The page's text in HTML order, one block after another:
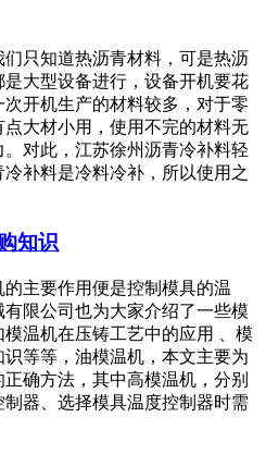
只知道热沥青材料，可是热沥
大型设备进行，设备开机要花
开机生产的材料较多，对于零
大材小用，使用不完的材料无
对此，江苏徐州沥青冷补料轻
补料是冷料冷补，所以使用之
知识
主要作用便是控制模具的温
限公司也为大家介绍了一些模
温机在压铸工艺中的应用 、模
等等，油模温机，本文主要为
确方法，其中高模温机，分别
器、选择模具温度控制器时需